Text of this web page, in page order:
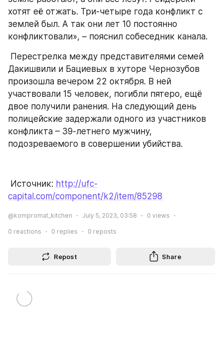
хотят её отжать. Три-четыре года конфликт с
землей был. А так они лет 10 постоянно
конфликтовали», – пояснил собеседник канала.
Дакишвили и Бациевых в хуторе Чернозубов
произошла вечером 22 октября. В ней
участвовали 15 человек, погибли пятеро, ещё
двое получили ранения. На следующий день
полицейские задержали одного из участников
конфликта – 39-летнего мужчину,
подозреваемого в совершении убийства.
Источник: http://ufc-
capital.com/component/k2/item/85298
@kompromat_kitchen July 5, 2023, 03:58 0 views
0 reactions 0 replies 0 reposts
Repost Share